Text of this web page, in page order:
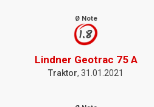
Ø Note
1.8
Lindner Geotrac 75 A
Traktor, 31.01.2021